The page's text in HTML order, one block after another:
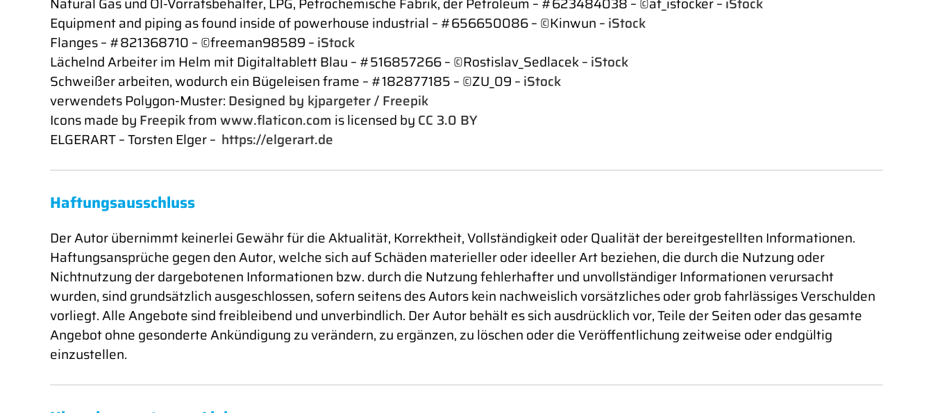
Equipment and piping as found inside of powerhouse industrial – #656650086 – ©Kinwun – iStock
Flanges – #821368710 – ©freeman98589 – iStock
Lächelnd Arbeiter im Helm mit Digitaltablett Blau – #516857266 – ©Rostislav_Sedlacek – iStock
Schweißer arbeiten, wodurch ein Bügeleisen frame – #182877185 – ©ZU_09 – iStock
verwendets Polygon-Muster: Designed by kjpargeter / Freepik
Icons made by Freepikfromwww.flaticon.com is licensed by CC 3.0 BY
ELGERART – Torsten Elger – https://elgerart.de
Haftungsausschluss
Der Autor übernimmt keinerlei Gewähr für die Aktualität, Korrektheit, Vollständigkeit oder Qualität der bereitgestellten Informationen.
Haftungsansprüche gegen den Autor, welche sich auf Schäden materieller oder ideeller Art beziehen, die durch die Nutzung oder
Nichtnutzung der dargebotenen Informationen bzw. durch die Nutzung fehlerhafter und unvollständiger Informationen verursacht
wurden, sind grundsätzlich ausgeschlossen, sofern seitens des Autors kein nachweislich vorsätzliches oder grob fahrlässiges Verschulden
vorliegt. Alle Angebote sind freibleibend und unverbindlich. Der Autor behält es sich ausdrücklich vor, Teile der Seiten oder das gesamte
Angebot ohne gesonderte Ankündigung zu verändern, zu ergänzen, zu löschen oder die Veröffentlichung zeitweise oder endgültig
einzustellen.